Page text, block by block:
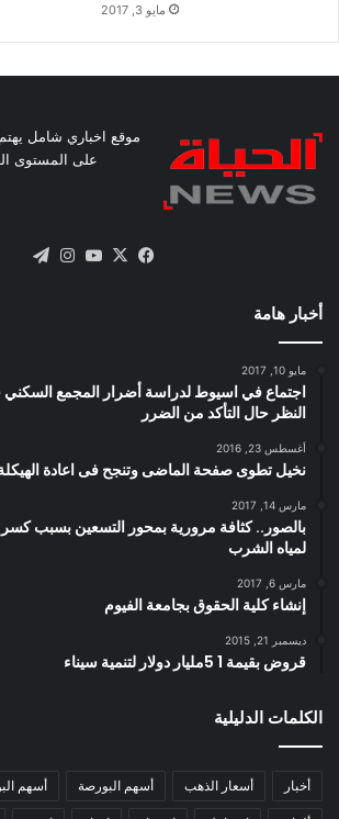
مايو 3, 2017
موقع اخباري شامل
على المستوى
فيسبوك
X يوتيوبانستقرام
أخبار هامة
مايو 10, 2017
اجتماع في اسيوط لدراسة أضرار المجمع السكني
النظر حال التأكد من الضرر
أغسطس 23, 2016
نخيل تطوى صفحة الماضى وتنجح فى اعادة
مارس 14, 2017
بالصور.. كثافة مرورية بمحور التسعين بسبب
لمياه الشرب
مارس 6, 2017
إنشاء كلية الحقوق بجامعة الفيوم
ديسمبر 21, 2015
قروض بقيمة 1 5مليار دولار لتنمية سيناء
الكلمات الدليلية
أخبار أسعار الذهب أسهم البورصة أسهم